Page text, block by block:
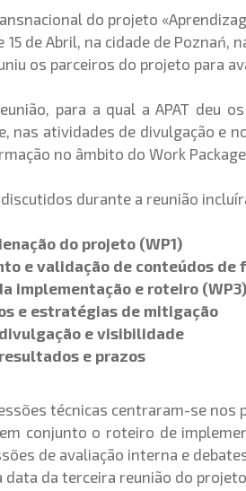
do projeto
15 de Abril, na cidade de
os parceiros do projeto para
para a qual a APAT deu
nas atividades de divulgação e
no âmbito do Work
durante a reunião
do projeto (WP1)
e validação de conteúdos de
implementação e roteiro (WP3)
e estratégias de mitigação
e visibilidade
e prazos
técnicas centraram-se
conjunto o roteiro de
de avaliação interna e
da terceira reunião do